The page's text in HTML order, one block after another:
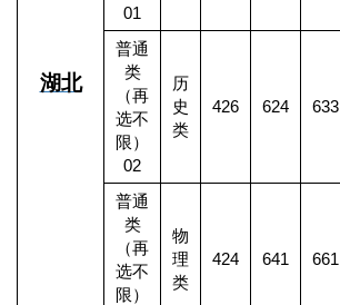
湖北
01
普通
类
（再
选不
限）
02
历
史
类
426 624 633
普通
类
（再
选不
限）
物
理
类
424 641 661